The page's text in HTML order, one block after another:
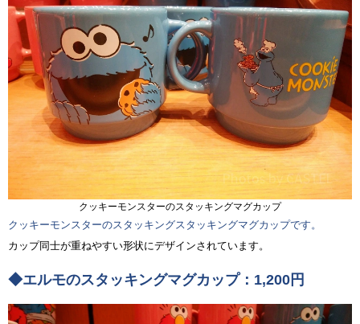
クッキーモンスターのスタッキングマグカップ
クッキーモンスターのスタッキングスタッキングマグカップです。
カップ同士が重ねやすい形状にデザインされています。
◆エルモのスタッキングマグカップ：1,200円